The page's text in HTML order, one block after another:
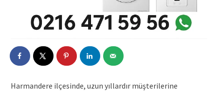
Harmandere ilçesinde, uzun yıllardır müşterilerine